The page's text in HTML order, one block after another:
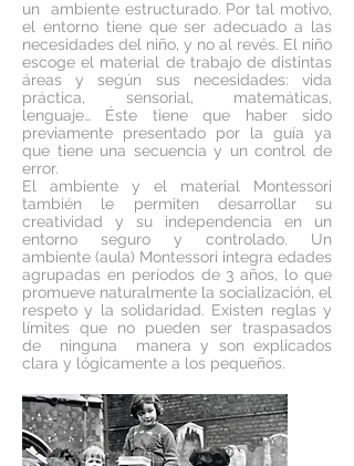
un ambienteestructurado. Por tal motivo,
el entorno tiene que ser adecuado a las
necesidades del niño, y no al revés. El niño
escoge el material de trabajo de distintas
áreas y según sus necesidades: vida
práctica, sensorial, matemáticas,
lenguaje… Éste tiene que haber sido
previamente presentado por la guía ya
que tiene una secuencia y un control de
error.
El ambiente y el material Montessori
también le permiten desarrollar su
creatividad y su independencia en un
entorno seguro y controlado. Un
ambiente (aula) Montessori integra edades
agrupadas en períodos de 3 años, lo que
promueve naturalmente la socialización, el
respeto y la solidaridad. Existen reglas y
límites que no pueden ser traspasados
de ninguna manera y son explicados
clara y lógicamente a los pequeños.